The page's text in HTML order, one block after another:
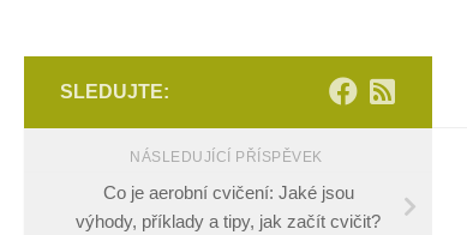
SLEDUJTE:
NÁSLEDUJÍCÍ PŘÍSPĚVEK
Co je aerobní cvičení: Jaké jsou
výhody, příklady a tipy, jak začít cvičit?